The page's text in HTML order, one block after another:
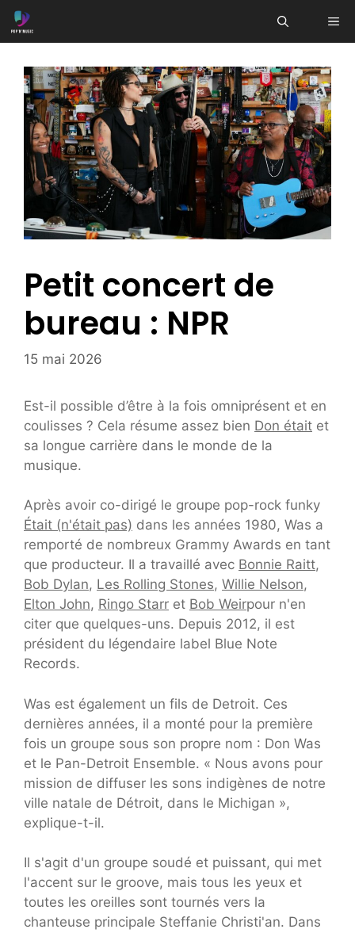
Aller
au
Petit concert de
bureau : NPR
15 mai 2026
Est-il possible d’être à la fois omniprésent et en
coulisses ? Cela résume assez bien Don était et
sa longue carrière dans le monde de la
musique.
Après avoir co-dirigé le groupe pop-rock funky
Était (n'était pas) dans les années 1980, Was a
remporté de nombreux Grammy Awards en tant
que producteur. Il a travaillé avec Bonnie Raitt,
Bob Dylan, Les Rolling Stones, Willie Nelson,
Elton John, Ringo Starr et Bob Weirpour n'en
citer que quelques-uns. Depuis 2012, il est
président du légendaire label Blue Note
Records.
Was est également un fils de Detroit. Ces
dernières années, il a monté pour la première
fois un groupe sous son propre nom : Don Was
et le Pan-Detroit Ensemble. « Nous avons pour
mission de diffuser les sons indigènes de notre
ville natale de Détroit, dans le Michigan »,
explique-t-il.
Il s'agit d'un groupe soudé et puissant, qui met
l'accent sur le groove, mais tous les yeux et
toutes les oreilles sont tournés vers la
chanteuse principale Steffanie Christi'an. Dans